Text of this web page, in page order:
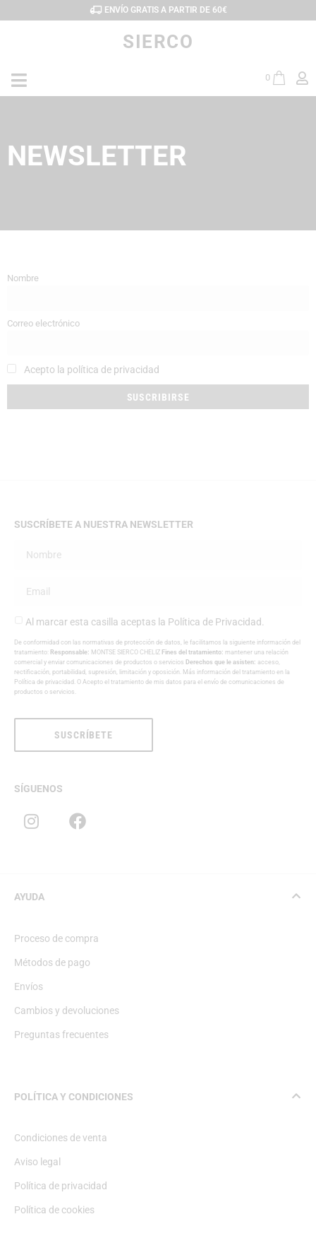
ENVÍO GRATIS A PARTIR DE 60€
SIERCO
0
NEWSLETTER
Nombre
Correo electrónico
Acepto la política de privacidad
SUSCRÍBETE A NUESTRA NEWSLETTER
Al marcar esta casilla aceptas la Política de Privacidad.
De conformidad con las normativas de protección de datos, le facilitamos la siguiente información del
tratamiento: Responsable: MONTSE SIERCO CHELIZ Fines del tratamiento: mantener una relación
comercial y enviar comunicaciones de productos o servicios Derechos que le asisten: acceso,
rectificación, portabilidad, supresión, limitación y oposición. Más información del tratamiento en la
Política de privacidad . O Acepto el tratamiento de mis datos para el envío de comunicaciones de
productos o servicios.
SUSCRÍBETE
SÍGUENOS
AYUDA
Proceso de compra
Métodos de pago
Envíos
Cambios y devoluciones
Preguntas frecuentes
POLÍTICA Y CONDICIONES
Condiciones de venta
Aviso legal
Política de privacidad
Política de cookies